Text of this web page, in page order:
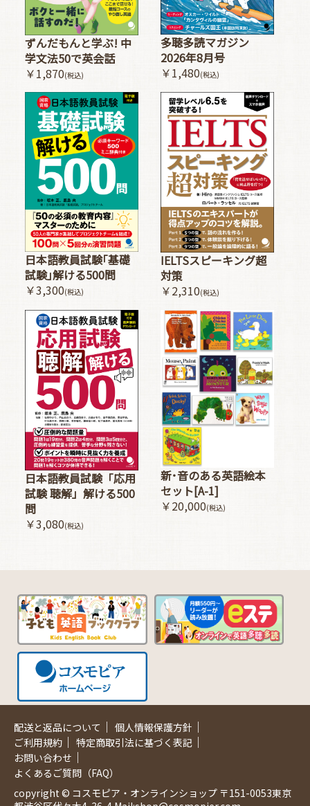
ずんだもんと学ぶ! 中
学文法50で英会話
￥1,870(税込)
多聴多読マガジン
2026年8月号
￥1,480(税込)
日本語教員試験｢基礎
試験｣解ける500問
￥3,300(税込)
IELTSスピーキング超
対策
￥2,310(税込)
日本語教員試験「応用
試験 聴解」解ける500
問
￥3,080(税込)
新･音のある英語絵本
セット[A-1]
￥20,000(税込)
配送と返品について ｜ 個人情報保護方針 ｜
ご利用規約 ｜ 特定商取引法に基づく表記 ｜
お問い合わせ ｜
よくあるご質問（FAQ）
copyright © コスモピア・オンラインショップ 〒151-0053東京